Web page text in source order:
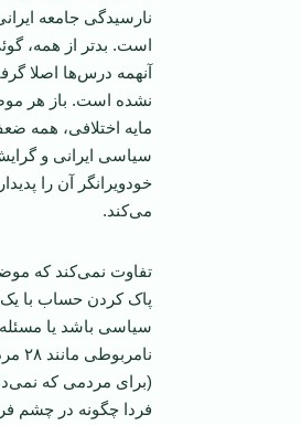
نارسيدگی جامعه
است. بد‌تر از همه،
آنهمه درس‌ها اصلا
نشده است. باز هر
مايه اختلافی، همه
سياسی ايرانی و
خودويرانگر آن را پديدار
می‌کند.
تفاوت نمی‌کند که
پاک کردن حساب با
سياسی باشد يا مسئله
نا‌مربوطی
(برای مردمی که
فردا چگونه در چشم